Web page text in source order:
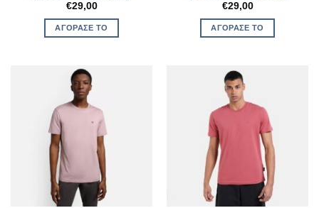
€29,00
ΑΓΌΡΑΣΈ ΤΟ
€29,00
ΑΓΌΡΑΣΈ ΤΟ